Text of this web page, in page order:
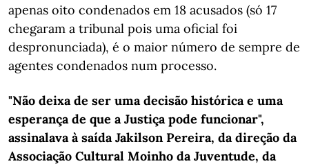
apenas oito condenados em 18 acusados (só 17
chegaram a tribunal pois uma oficial foi
despronunciada), é o maior número de sempre de
agentes condenados num processo.
"Não deixa de ser uma decisão histórica e uma
esperança de que a Justiça pode funcionar",
assinalava à saída Jakilson Pereira, da direção da
Associação Cultural Moinho da Juventude, da